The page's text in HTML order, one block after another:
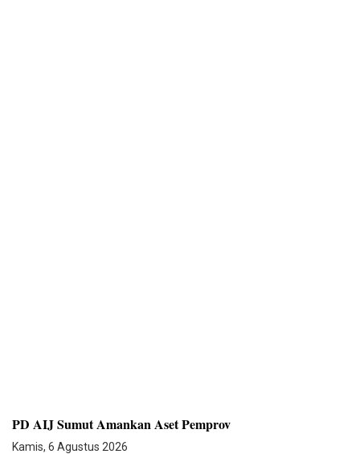
PD AIJ Sumut Amankan Aset Pemprov
Kamis, 6 Agustus 2026